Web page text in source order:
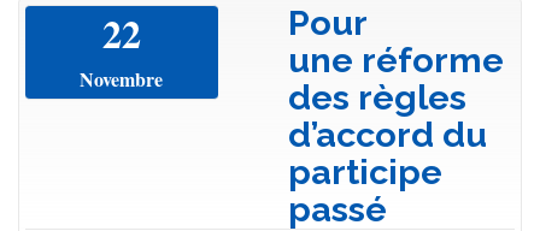
22
Novembre
Pour
une réforme
des règles
d’accord du
participe
passé